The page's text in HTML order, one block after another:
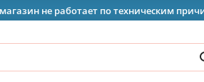
не работает по техническим